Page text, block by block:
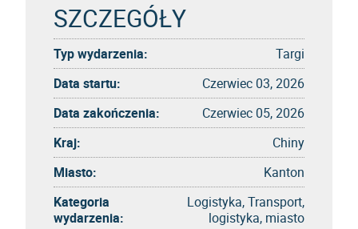
SZCZEGÓŁY
Typ wydarzenia:
Targi
Data startu:
Czerwiec 03, 2026
Data zakończenia:
Czerwiec 05, 2026
Kraj:
Chiny
Miasto:
Kanton
Kategoria
wydarzenia:
Logistyka, Transport,
logistyka, miasto